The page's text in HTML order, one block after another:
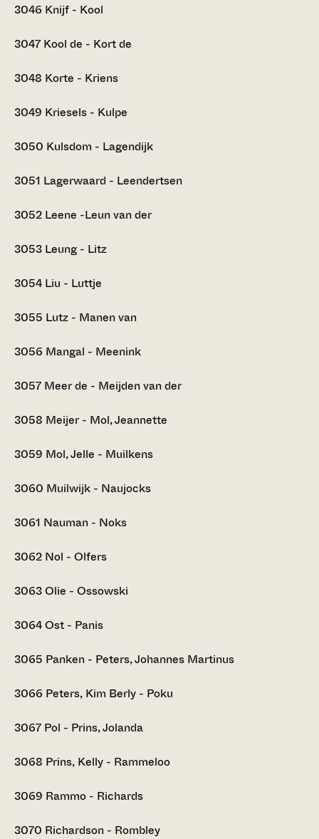
3046 Knijf - Kool
3047 Kool de - Kort de
3048 Korte - Kriens
3049 Kriesels - Kulpe
3050 Kulsdom - Lagendijk
3051 Lagerwaard - Leendertsen
3052 Leene -Leun van der
3053 Leung - Litz
3054 Liu - Luttje
3055 Lutz - Manen van
3056 Mangal - Meenink
3057 Meer de - Meijden van der
3058 Meijer - Mol, Jeannette
3059 Mol, Jelle - Muilkens
3060 Muilwijk - Naujocks
3061 Nauman - Noks
3062 Nol - Olfers
3063Olie - Ossowski
3064Ost - Panis
3065 Panken - Peters, Johannes Martinus
3066 Peters, Kim Berly - Poku
3067 Pol - Prins, Jolanda
3068 Prins, Kelly - Rammeloo
3069 Rammo - Richards
3070 Richardson - Rombley